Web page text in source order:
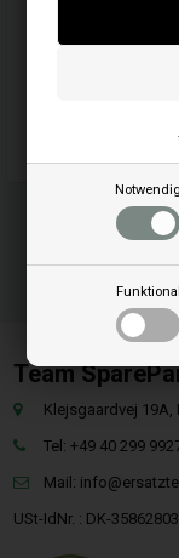
Notwendig
Funktional
Team
Klejsgaardvej 19A,
Tel: +49 40 299
Mail:
USt-IdNr. : DK-35862803